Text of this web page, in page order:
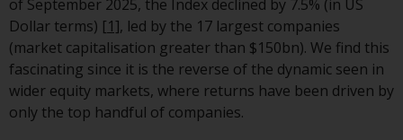
Fondsverwaltungsgesellschaft
lizenziert ist; Redwheel Australia
Pty Ltd ist ein australischer
Finanzdienstleistungslizenznehmer
bei der Australian Securities and
of September 2025, the Index declined by 7.5% (in US
Dollar terms) [1], led by the 17 largest companies
(market capitalisation greater than $150bn). We find this
fascinating since it is the reverse of the dynamic seen in
wider equity markets, where returns have been driven by
only the top handful of companies.